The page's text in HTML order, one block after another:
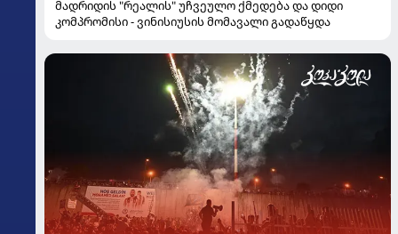
მადრიდის "რეალის" უჩვეულო ქმედება და დიდი
კომპრომისი - ვინისიუსის მომავალი გადაწყდა